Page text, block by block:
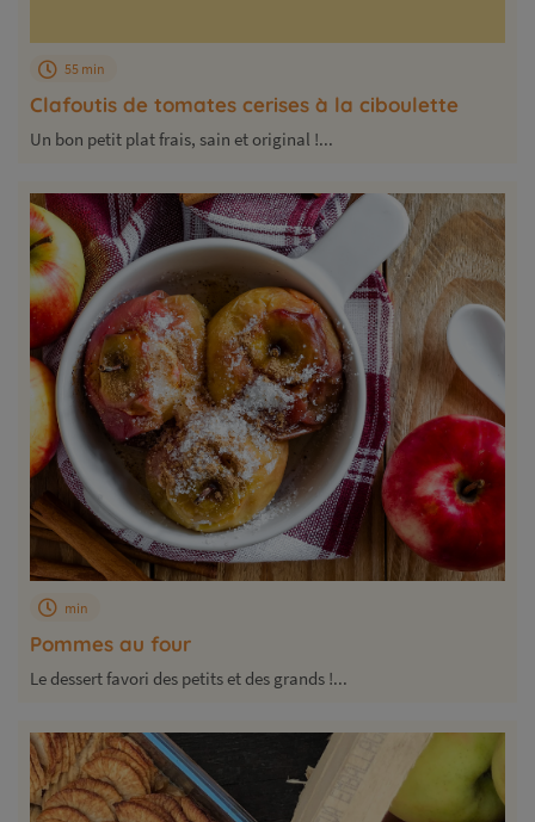
Clafoutis de tomates cerises à la ciboulette
55 min
Un bon petit plat frais, sain et original !...
Pommes au four
min
Le dessert favori des petits et des grands !...